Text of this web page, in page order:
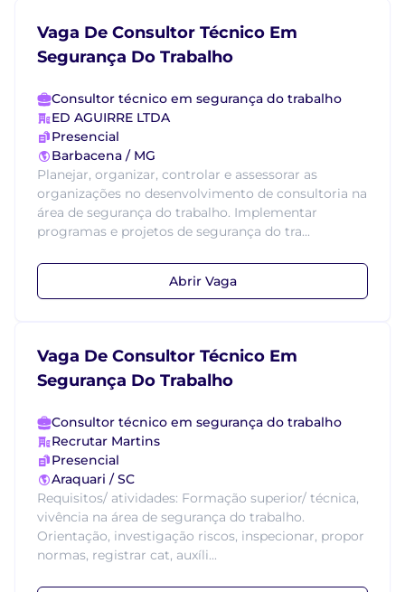
Vaga De Consultor Técnico Em
Segurança Do Trabalho
Consultor técnico em segurança do trabalho
ED AGUIRRE LTDA
Presencial
Barbacena / MG
Planejar, organizar, controlar e assessorar as
organizações no desenvolvimento de consultoria na
área de segurança do trabalho. Implementar
programas e projetos de segurança do tra...
Abrir Vaga
Vaga De Consultor Técnico Em
Segurança Do Trabalho
Consultor técnico em segurança do trabalho
Recrutar Martins
Presencial
Araquari / SC
Requisitos/ atividades: Formação superior/ técnica,
vivência na área de segurança do trabalho.
Orientação, investigação riscos, inspecionar, propor
normas, registrar cat, auxíli...